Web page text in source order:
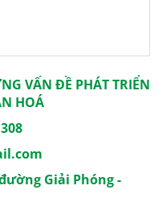
VẤN ĐỀ PHÁT TRIỂN
HOÁ
Giải Phóng -